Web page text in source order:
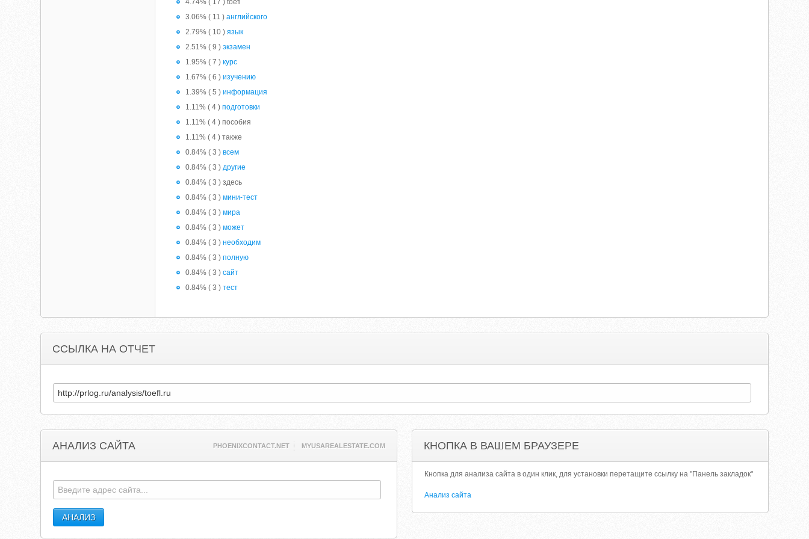
4.74% ( 17 ) toefl
3.06% ( 11 )английского
2.79% ( 10 )язык
2.51% ( 9 )экзамен
1.95% ( 7 )курс
1.67% ( 6 )изучению
1.39% ( 5 )информация
1.11% ( 4 )подготовки
1.11% ( 4 ) пособия
1.11% ( 4 ) также
0.84% ( 3 )всем
0.84% ( 3 )другие
0.84% ( 3 ) здесь
0.84% ( 3 )мини-тест
0.84% ( 3 )мира
0.84% ( 3 )может
0.84% ( 3 )необходим
0.84% ( 3 )полную
0.84% ( 3 )сайт
0.84% ( 3 )тест
ССЫЛКА НА ОТЧЕТ
АНАЛИЗ САЙТА PHOENIXCONTACT.NET MYUSAREALESTATE.COM КНОПКА В ВАШЕМ БРАУЗЕРЕ
Кнопка для анализа сайта в один клик, для установки перетащите ссылку на "Панель закладок"
Анализ сайта